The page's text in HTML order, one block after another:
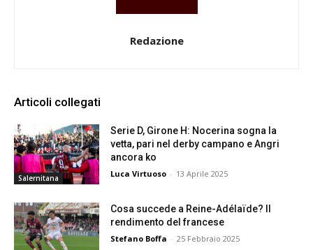
Redazione
Articoli collegati
Salernitana
Serie D, Girone H: Nocerina sogna la
vetta, pari nel derby campano e Angri
ancora ko
Luca Virtuoso - 13 Aprile 2025
Cosa succede a Reine-Adélaïde? Il
rendimento del francese
Stefano Boffa - 25 Febbraio 2025